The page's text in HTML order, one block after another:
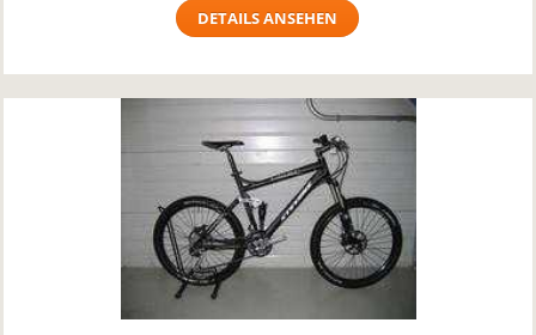
DETAILS ANSEHEN